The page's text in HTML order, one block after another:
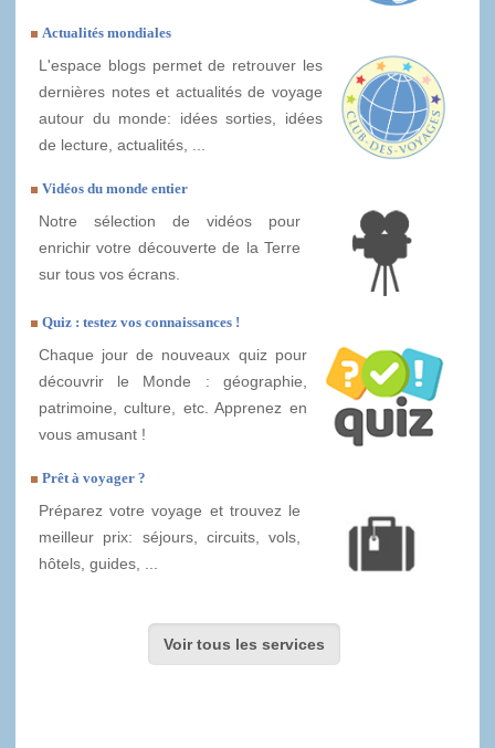
Actualités mondiales
L'espace blogs permet de retrouver les
dernières notes et actualités de voyage
autour du monde: idées sorties, idées
de lecture, actualités, ...
Vidéos du monde entier
Notre sélection de vidéos pour
enrichir votre découverte de la Terre
sur tous vos écrans.
Quiz : testez vos connaissances !
Chaque jour de nouveaux quiz pour
découvrir le Monde : géographie,
patrimoine, culture, etc. Apprenez en
vous amusant !
Prêt à voyager ?
Préparez votre voyage et trouvez le
meilleur prix: séjours, circuits, vols,
hôtels, guides, ...
Voir tous les services